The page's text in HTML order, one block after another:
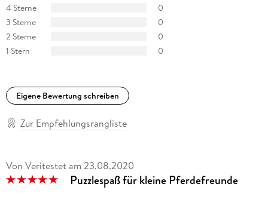
4 Sterne
0
3 Sterne
0
2 Sterne
0
1 Stern
0
Eigene Bewertung schreiben
Zur Empfehlungsrangliste
Von Veritestetam 23.08.2020
Puzzlespaß für kleine Pferdefreunde